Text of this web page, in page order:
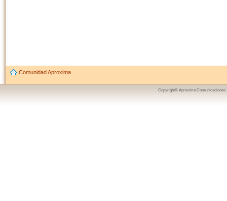
Comunidad Aproxima
Copyright© Aproxima Comunicaciones